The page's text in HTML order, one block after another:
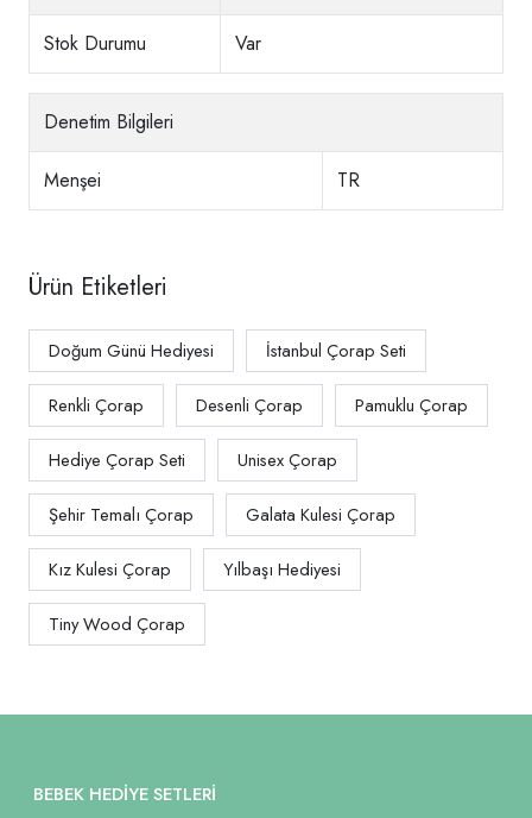
Stok Durumu Var
Denetim Bilgileri
Menşei TR
Ürün Etiketleri
Doğum Günü Hediyesi İstanbul Çorap Seti
Renkli Çorap Desenli Çorap Pamuklu Çorap
Hediye Çorap Seti Unisex Çorap
Şehir Temalı Çorap Galata Kulesi Çorap
Kız Kulesi Çorap Yılbaşı Hediyesi
Tiny Wood Çorap
BEBEK HEDIYE SETLERI